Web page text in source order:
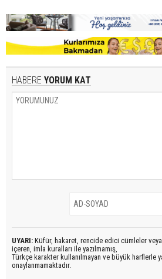
HABERE YORUM KAT
UYARI: Küfür, hakaret, rencide edici cümleler veya
içeren, imla kuralları ile yazılmamış,
Türkçe karakter kullanılmayan ve büyük harflerle
onaylanmamaktadır.